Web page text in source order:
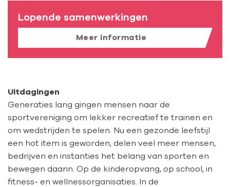
Lopende samenwerkingen
Meer informatie
Uitdagingen
Generaties lang gingen mensen naar de
sportvereniging om lekker recreatief te trainen en
om wedstrijden te spelen. Nu een gezonde leefstijl
een hot item is geworden, delen veel meer mensen,
bedrijven en instanties het belang van sporten en
bewegen daarin. Op de kinderopvang, op school, in
fitness- en wellnessorganisaties. In de